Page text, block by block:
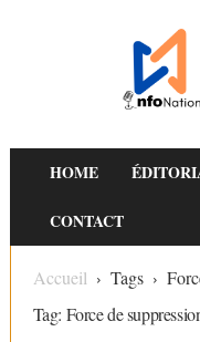
HOME
CONTACT
Accueil Tags
Tag: Force de